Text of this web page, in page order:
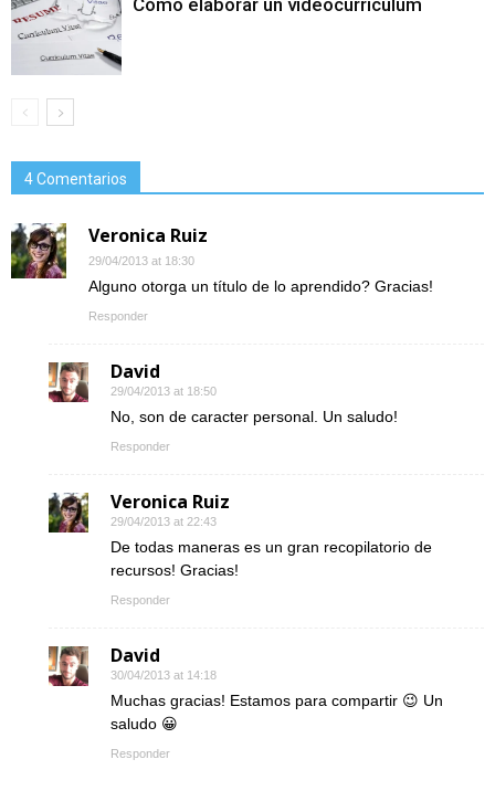
4 Comentarios
Veronica Ruiz
29/04/2013 at 18:30
Alguno otorga un título de lo aprendido? Gracias!
Responder
David
29/04/2013 at 18:50
No, son de caracter personal. Un saludo!
Responder
Veronica Ruiz
29/04/2013 at 22:43
De todas maneras es un gran recopilatorio de
recursos! Gracias!
Responder
David
30/04/2013 at 14:18
Muchas gracias! Estamos para compartir 😉 Un
saludo 😀
Responder